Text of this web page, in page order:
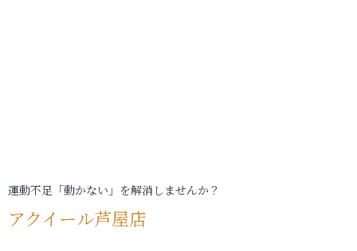
運動不足「動かない」を解消しませんか？
アクイール芦屋店